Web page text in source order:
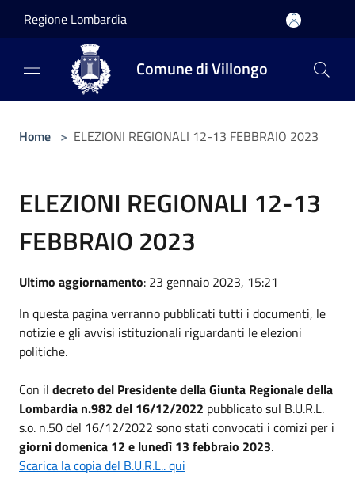
Regione Lombardia
Comune di Villongo
Home > ELEZIONI REGIONALI 12-13 FEBBRAIO 2023
ELEZIONI REGIONALI 12-13
FEBBRAIO 2023
Ultimo aggiornamento: 23 gennaio 2023, 15:21
In questa pagina verranno pubblicati tutti i documenti, le
notizie e gli avvisi istituzionali riguardanti le elezioni
politiche.
Con il decreto del Presidente della Giunta Regionale della
Lombardia n.982 del 16/12/2022 pubblicato sul B.U.R.L.
s.o. n.50 del 16/12/2022 sono stati convocati i comizi per i
giorni domenica 12 e lunedì 13 febbraio 2023.
Scarica la copia del B.U.R.L.. qui